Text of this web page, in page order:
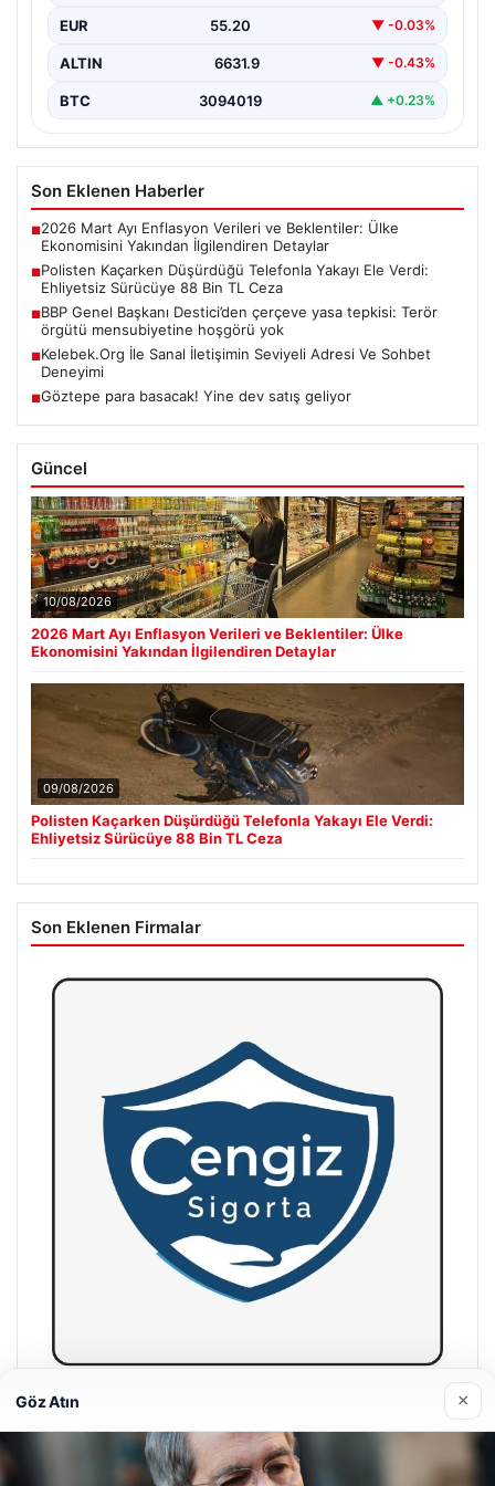
bulundu. Ancak sürücü,…
EUR 55.20 ▼ -0.03%
ALTIN 6631.9 ▼ -0.43%
BTC 3094019 ▲ +0.23%
Son Eklenen Haberler
■2026 Mart Ayı Enflasyon Verileri ve Beklentiler: Ülke
Ekonomisini Yakından İlgilendiren Detaylar
■Polisten Kaçarken Düşürdüğü Telefonla Yakayı Ele Verdi:
Ehliyetsiz Sürücüye 88 Bin TL Ceza
■BBP Genel Başkanı Destici’den çerçeve yasa tepkisi: Terör
örgütü mensubiyetine hoşgörü yok
■Kelebek.Org İle Sanal İletişimin Seviyeli Adresi Ve Sohbet
Deneyimi
■Göztepe para basacak! Yine dev satış geliyor
Güncel
10/08/2026
2026 Mart Ayı Enflasyon Verileri ve Beklentiler: Ülke
Ekonomisini Yakından İlgilendiren Detaylar
09/08/2026
Polisten Kaçarken Düşürdüğü Telefonla Yakayı Ele Verdi:
Ehliyetsiz Sürücüye 88 Bin TL Ceza
Son Eklenen Firmalar
Hastaş Beton
Göz Atın ×